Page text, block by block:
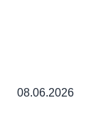
08.06.2026